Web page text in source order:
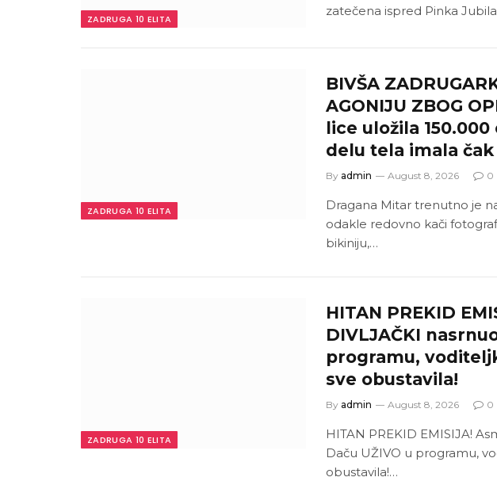
ZADRUGA 10 ELITA
zatečena ispred Pinka
ZADRUGA 10 ELITA
BIVŠA
AGONIJU ZBOG
lice uložila
delu tela imala
By admin August 8, 2026 0
Dragana Mitar trenutno je
odakle redovno kači
bikiniju,…
ZADRUGA 10 ELITA
HITAN PREKID
DIVLJAČKI
programu,
sve obustavila!
By admin August 8, 2026 0
HITAN PREKID EMISIJA!
Daču UŽIVO u programu,
obustavila!…